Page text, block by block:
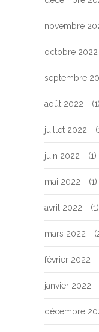
novembre
octobre 2022
septembre
août 2022 (1)
juillet 2022
juin 2022 (1)
mai 2022 (1)
avril 2022 (1)
mars 2022
février 2022
janvier 2022
décembre